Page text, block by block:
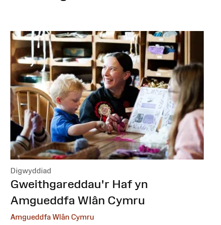
Digwyddiad
:Gweithgareddau'r Haf yn
Amgueddfa Wlân Cymru
Amgueddfa Wlân Cymru